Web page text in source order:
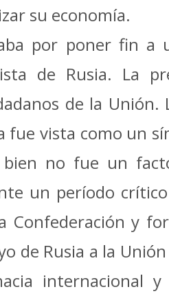
su economía.
por poner fin a
de Rusia. La
de la Unión.
fue vista como un
no fue un
un período
y
de Rusia a la
internacional y